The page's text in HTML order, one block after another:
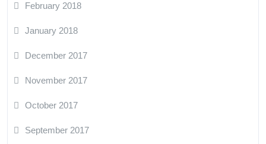
February 2018
January 2018
December 2017
November 2017
October 2017
September 2017